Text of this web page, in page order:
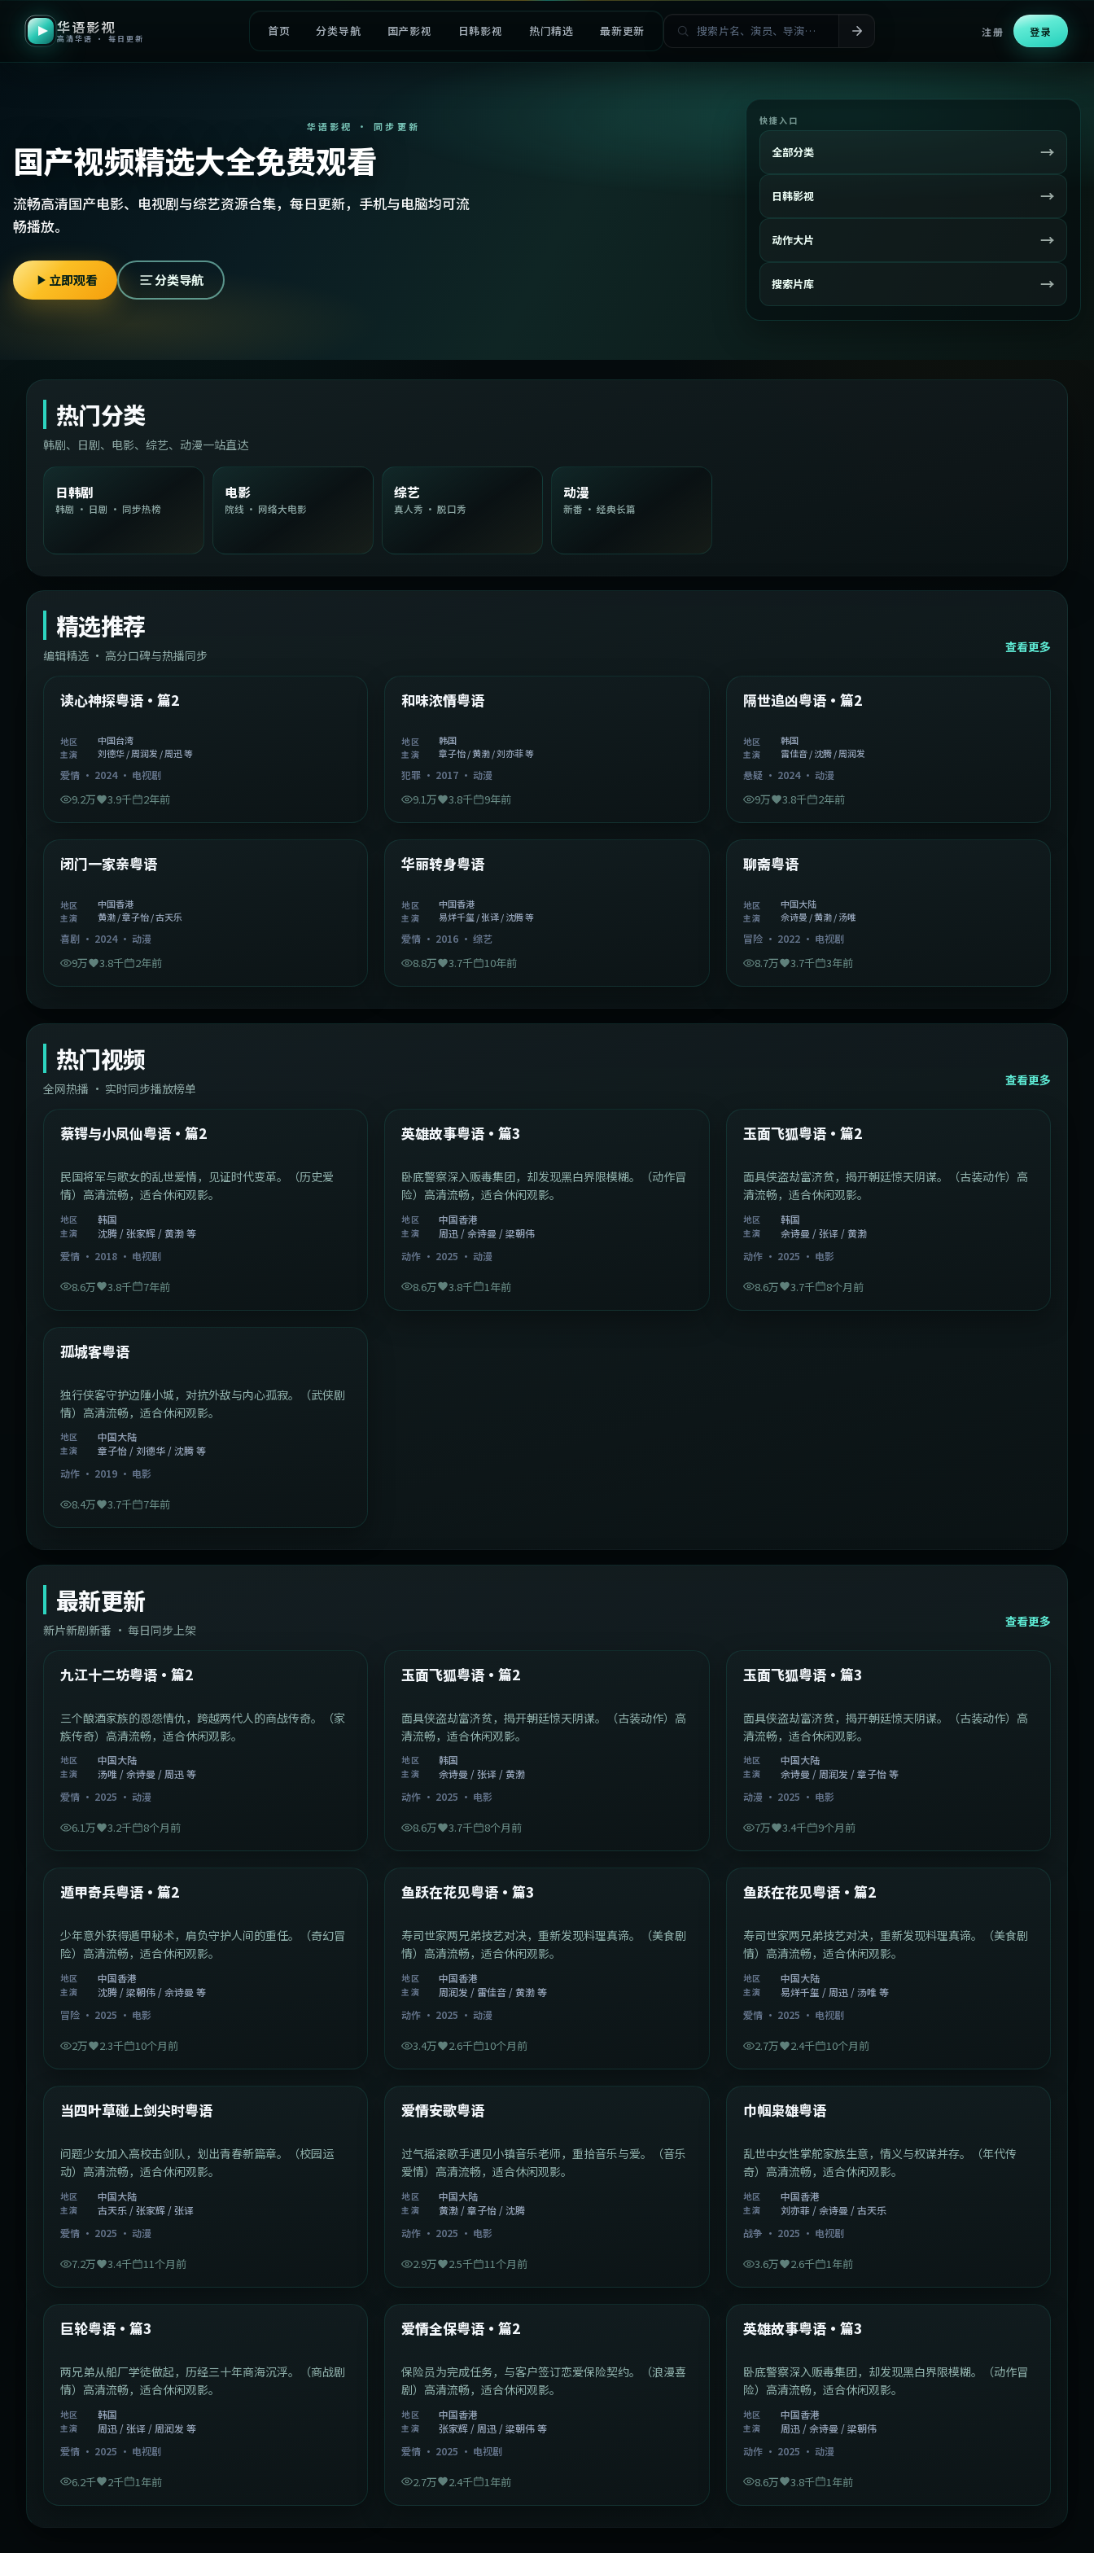
华语影视
高清华语 · 每日更新 首页 分类导航 国产影视 日韩影视 热门精选 最新更新 注册 登录
华语影视 · 同步更新
国产视频精选大全免费观看
流畅高清国产电影、电视剧与综艺资源合集，每日更新，手机与电脑均可流
畅播放。
立即观看 分类导航
快捷入口
全部分类 →
日韩影视 →
动作大片 →
搜索片库 →
热门分类
韩剧、日剧、电影、综艺、动漫一站直达
日韩剧
韩剧 · 日剧 · 同步热榜
电影
院线 · 网络大电影
综艺
真人秀 · 脱口秀
动漫
新番 · 经典长篇
精选推荐
编辑精选 · 高分口碑与热播同步
查看更多
精选
中国台湾
读心神探粤语·篇2
地区 中国台湾
主演 刘德华 / 周润发 / 周迅 等
爱情 · 2024· 电视剧
9.2万 3.9千 2年前
精选
和味浓情粤语
地区 韩国
主演 章子怡 / 黄渤 / 刘亦菲 等
犯罪 · 2017 ·动漫
9.1万 3.8千 9年前
精选
2:05:21
隔世追凶粤语·篇2
地区 韩国
主演 雷佳音 / 沈腾 / 周润发
悬疑· 2024· 动漫
9万 3.8千 2年前
精选
中国香港 1:06:37
闭门一家亲粤语
地区 中国香港
主演 黄渤 / 章子怡 / 古天乐
喜剧 · 2024· 动漫
9万 3.8千 2年前
精选
中国香港 1:27:50
华丽转身粤语
地区 中国香港
主演 易烊千玺 / 张译 / 沈腾 等
爱情 · 2016 ·综艺
8.8万 3.7千 10年前
精选
中国大陆 2:02:43
聊斋粤语
地区 中国大陆
主演 佘诗曼 / 黄渤 / 汤唯
冒险· 2022· 电视剧
8.7万 3.7千 3年前
热门视频
全网热播 · 实时同步播放榜单
查看更多
热门
韩国
蔡锷与小凤仙粤语·篇2
民国将军与歌女的乱世爱情，见证时代变革。（历史爱
情）高清流畅，适合休闲观影。
地区 韩国
主演
沈腾 / 张家辉 / 黄渤 等
爱情 · 2018 · 电视剧
8.6万 3.8千 7年前
热门
英雄故事粤语·篇3
卧底警察深入贩毒集团，却发现黑白界限模糊。（动作冒
险）高清流畅，适合休闲观影。
地区 中国香港
主演
周迅 / 佘诗曼 / 梁朝伟
动作 · 2025 ·动漫
8.6万 3.8千 1年前
热门
2:13:08
玉面飞狐粤语·篇2
面具侠盗劫富济贫，揭开朝廷惊天阴谋。（古装动作）高
清流畅，适合休闲观影。
地区 韩国
主演
佘诗曼 / 张译 / 黄渤
动作· 2025 · 电影
8.6万 3.7千 8个月前
热门
中国大陆
孤城客粤语
独行侠客守护边陲小城，对抗外敌与内心孤寂。（武侠剧
情）高清流畅，适合休闲观影。
地区 中国大陆
主演
章子怡 / 刘德华 / 沈腾 等
动作 · 2019 · 电影
8.4万 3.7千 7年前
最新更新
新片新剧新番 · 每日同步上架
查看更多
最新
中国大陆
九江十二坊粤语·篇2
三个酿酒家族的恩怨情仇，跨越两代人的商战传奇。（家
族传奇）高清流畅，适合休闲观影。
地区 中国大陆
主演
汤唯 / 佘诗曼 / 周迅 等
爱情 · 2025 · 动漫
6.1万 3.2千 8个月前
最新
玉面飞狐粤语·篇2
面具侠盗劫富济贫，揭开朝廷惊天阴谋。（古装动作）高
清流畅，适合休闲观影。
地区 韩国
主演
佘诗曼 / 张译 / 黄渤
动作 · 2025 · 电影
8.6万 3.7千 8个月前
最新
1:07:39
玉面飞狐粤语·篇3
面具侠盗劫富济贫，揭开朝廷惊天阴谋。（古装动作）高
清流畅，适合休闲观影。
地区 中国大陆
主演
佘诗曼 / 周润发 / 章子怡 等
动漫 · 2025 · 电影
7万 3.4千 9个月前
最新
中国香港 1:10:21
遁甲奇兵粤语·篇2
少年意外获得遁甲秘术，肩负守护人间的重任。（奇幻冒
险）高清流畅，适合休闲观影。
地区 中国香港
主演
沈腾 / 梁朝伟 / 佘诗曼 等
冒险 · 2025 · 电影
2万 2.3千 10个月前
最新
中国香港 1:02:40
鱼跃在花见粤语·篇3
寿司世家两兄弟技艺对决，重新发现料理真谛。（美食剧
情）高清流畅，适合休闲观影。
地区 中国香港
主演
周润发 / 雷佳音 / 黄渤 等
动作 · 2025 ·动漫
3.4万 2.6千 10个月前
最新
中国大陆 1:09:53
鱼跃在花见粤语·篇2
寿司世家两兄弟技艺对决，重新发现料理真谛。（美食剧
情）高清流畅，适合休闲观影。
地区 中国大陆
主演
易烊千玺 / 周迅 / 汤唯 等
爱情· 2025 · 电视剧
2.7万 2.4千 10个月前
最新
中国大陆 1:23:05
当四叶草碰上剑尖时粤语
问题少女加入高校击剑队，划出青春新篇章。（校园运
动）高清流畅，适合休闲观影。
地区 中国大陆
主演
古天乐 / 张家辉 / 张译
爱情 · 2025 · 动漫
7.2万 3.4千 11个月前
最新
中国大陆 1:46:58
爱情安歌粤语
过气摇滚歌手遇见小镇音乐老师，重拾音乐与爱。（音乐
爱情）高清流畅，适合休闲观影。
地区 中国大陆
主演
黄渤 / 章子怡 / 沈腾
动作 · 2025 · 电影
2.9万 2.5千 11个月前
最新
中国香港 1:29:59
巾帼枭雄粤语
乱世中女性掌舵家族生意，情义与权谋并存。（年代传
奇）高清流畅，适合休闲观影。
地区 中国香港
主演
刘亦菲 / 佘诗曼 / 古天乐
战争 · 2025 · 电视剧
3.6万 2.6千 1年前
最新
韩国
巨轮粤语·篇3
两兄弟从船厂学徒做起，历经三十年商海沉浮。（商战剧
情）高清流畅，适合休闲观影。
地区 韩国
主演
周迅 / 张译 / 周润发 等
爱情 · 2025 · 电视剧
6.2千 2千 1年前
最新
中国香港
爱情全保粤语·篇2
保险员为完成任务，与客户签订恋爱保险契约。（浪漫喜
剧）高清流畅，适合休闲观影。
地区 中国香港
主演
张家辉 / 周迅 / 梁朝伟 等
爱情 · 2025 · 电视剧
2.7万 2.4千 1年前
最新
中国香港
英雄故事粤语·篇3
卧底警察深入贩毒集团，却发现黑白界限模糊。（动作冒
险）高清流畅，适合休闲观影。
地区 中国香港
主演
周迅 / 佘诗曼 / 梁朝伟
动作· 2025 · 动漫
8.6万 3.8千 1年前